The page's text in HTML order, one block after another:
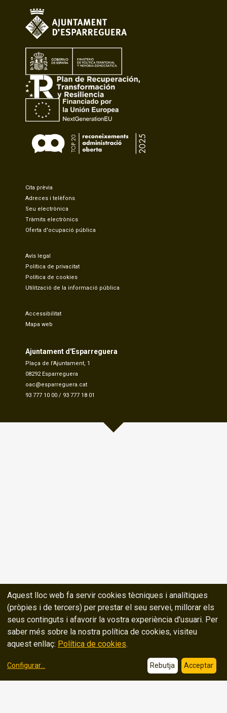
Cita prèvia
Adreces i telèfons
Seu electrònica
Tràmits electrònics
Oferta d'ocupació pública
Avís legal
Política de privacitat
Política de cookies
Utilització de la informació pública
Accessibilitat
Mapa web
Ajuntament d'Esparreguera
Plaça de l'Ajuntament, 1
08292 Esparreguera
oac@esparreguera.cat
93 777 10 00 / 93 777 18 01
Aquest lloc web fa servir cookies tècniques i analítiques
(pròpies i de tercers) per prestar el seu servei, millorar els
seus continguts i afavorir la vostra experiència d'usuari. Per
saber més sobre la nostra política de cookies, visiteu
aquest enllaç: Política de cookies.
Configurar... Rebutja Acceptar